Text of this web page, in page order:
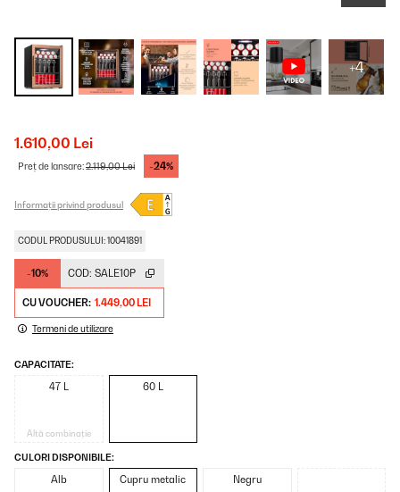
+4
1.610,00 Lei
Preț de lansare:2.119,00 Lei -24%
Informații privind produsul
CODUL PRODUSULUI: 10041891
-10% COD: SALE10P
CU VOUCHER: 1.449,00 LEI
Termeni de utilizare
CAPACITATE:
47 L
Altă combinație
60 L
CULORI DISPONIBILE:
Alb Cupru metalic Negru